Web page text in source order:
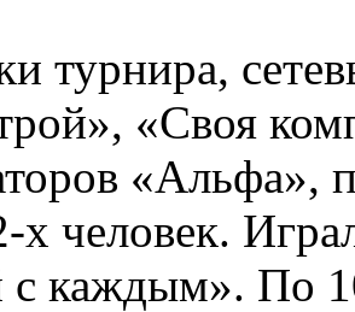
турнира,
«Своя
«Альфа»,
х человек.
с каждым». По